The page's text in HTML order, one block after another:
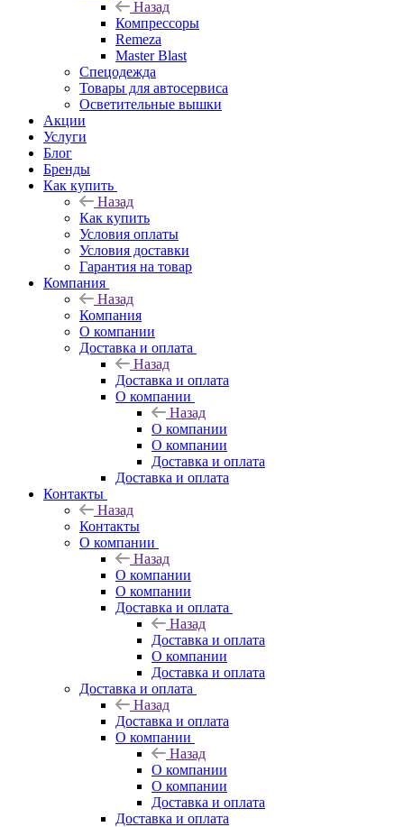
Назад
Компрессоры
Remeza
Master Blast
Спецодежда
Товары для автосервиса
Осветительные вышки
Акции
Услуги
Блог
Бренды
Как купить
Назад
Как купить
Условия оплаты
Условия доставки
Гарантия на товар
Компания
Назад
Компания
О компании
Доставка и оплата
Назад
Доставка и оплата
О компании
Назад
О компании
О компании
Доставка и оплата
Доставка и оплата
Контакты
Назад
Контакты
О компании
Назад
О компании
О компании
Доставка и оплата
Назад
Доставка и оплата
О компании
Доставка и оплата
Доставка и оплата
Назад
Доставка и оплата
О компании
Назад
О компании
О компании
Доставка и оплата
Доставка и оплата